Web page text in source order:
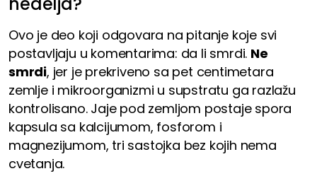
Ovo je deo koji odgovara na pitanje koje svi
postavljaju u komentarima: da li smrdi. Ne
smrdi, jer je prekriveno sa pet centimetara
zemlje i mikroorganizmi u supstratu ga razlažu
kontrolisano. Jaje pod zemljom postaje spora
kapsula sa kalcijumom, fosforom i
magnezijumom, tri sastojka bez kojih nema
cvetanja.